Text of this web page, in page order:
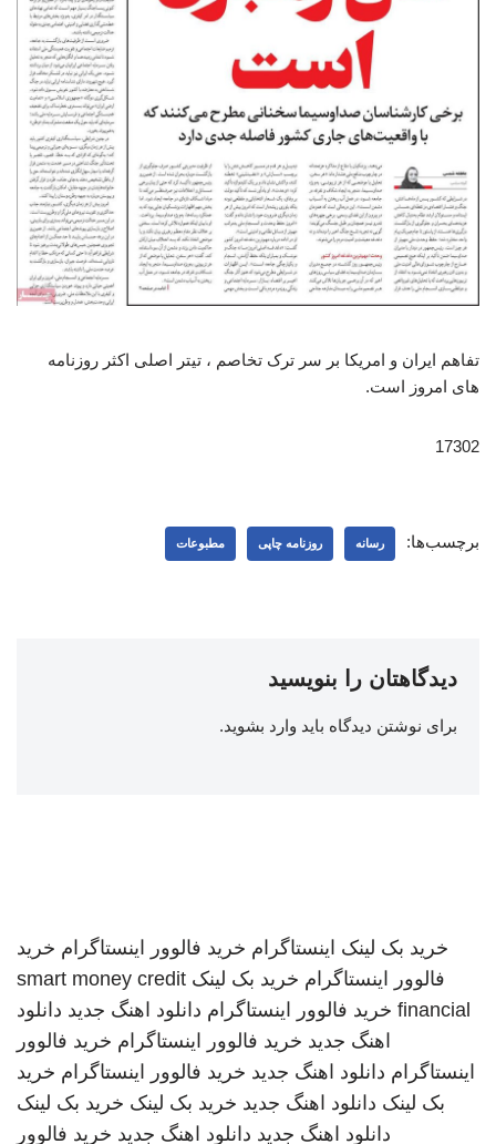
تفاهم ایران و امریکا بر سر ترک تخاصم ، تیتر اصلی اکثر روزنامه
های امروز است.
17302
برچسب‌ها: رسانه روزنامه چاپی مطبوعات
دیدگاهتان را بنویسید
برای نوشتن دیدگاه باید وارد بشوید.
خرید بک لینک اینستاگرام خرید فالوور اینستاگرام خرید
فالوور اینستاگرام خرید بک لینک smart money credit
financial خرید فالوور اینستاگرام دانلود اهنگ جدید دانلود
اهنگ جدید خرید فالوور اینستاگرام خرید فالوور
اینستاگرام دانلود اهنگ جدید خرید فالوور اینستاگرام خرید
بک لینک دانلود اهنگ جدید خرید بک لینک خرید بک لینک
دانلود اهنگ جدید دانلود اهنگ جدید خرید فالوور